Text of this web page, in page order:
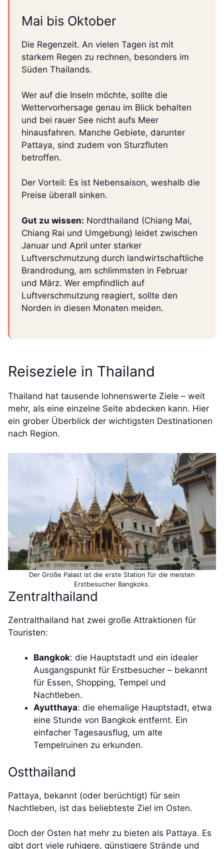
Mai bis Oktober
Die Regenzeit. An vielen Tagen ist mit
starkem Regen zu rechnen, besonders im
Süden Thailands.
Wer auf die Inseln möchte, sollte die
Wettervorhersage genau im Blick behalten
und bei rauer See nicht aufs Meer
hinausfahren. Manche Gebiete, darunter
Pattaya, sind zudem von Sturzfluten
betroffen.
Der Vorteil: Es ist Nebensaison, weshalb die
Preise überall sinken.
Gut zu wissen: Nordthailand (Chiang Mai,
Chiang Rai und Umgebung) leidet zwischen
Januar und April unter starker
Luftverschmutzung durch landwirtschaftliche
Brandrodung, am schlimmsten in Februar
und März. Wer empfindlich auf
Luftverschmutzung reagiert, sollte den
Norden in diesen Monaten meiden.
Reiseziele in Thailand
Thailand hat tausende lohnenswerte Ziele – weit
mehr, als eine einzelne Seite abdecken kann. Hier
ein grober Überblick der wichtigsten Destinationen
nach Region.
Der Große Palast ist die erste Station für die meisten
Erstbesucher Bangkoks.
Zentralthailand
Zentralthailand hat zwei große Attraktionen für
Touristen:
Bangkok: die Hauptstadt und ein idealer
Ausgangspunkt für Erstbesucher – bekannt
für Essen, Shopping, Tempel und
Nachtleben.
Ayutthaya: die ehemalige Hauptstadt, etwa
eine Stunde von Bangkok entfernt. Ein
einfacher Tagesausflug, um alte
Tempelruinen zu erkunden.
Ostthailand
Pattaya, bekannt (oder berüchtigt) für sein
Nachtleben, ist das beliebteste Ziel im Osten.
Doch der Osten hat mehr zu bieten als Pattaya. Es
gibt dort viele ruhigere, günstigere Strände und